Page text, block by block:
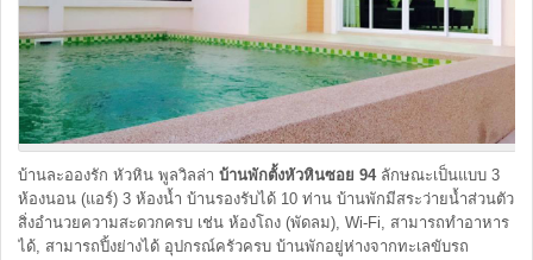
บ้านละอองรัก หัวหิน พูลวิลล่า บ้านพักตั้งหัวหินซอย 94ลักษณะเป็นแบบ 3
ห้องนอน (แอร์) 3 ห้องน้ำ บ้านรองรับได้ 10 ท่าน บ้านพักมีสระว่ายน้ำส่วนตัว
สิ่งอำนวยความสะดวกครบ เช่น ห้องโถง (พัดลม), Wi-Fi, สามารถทำอาหาร
ได้, สามารถปิ้งย่างได้ อุปกรณ์ครัวครบ บ้านพักอยู่ห่างจากทะเลขับรถ